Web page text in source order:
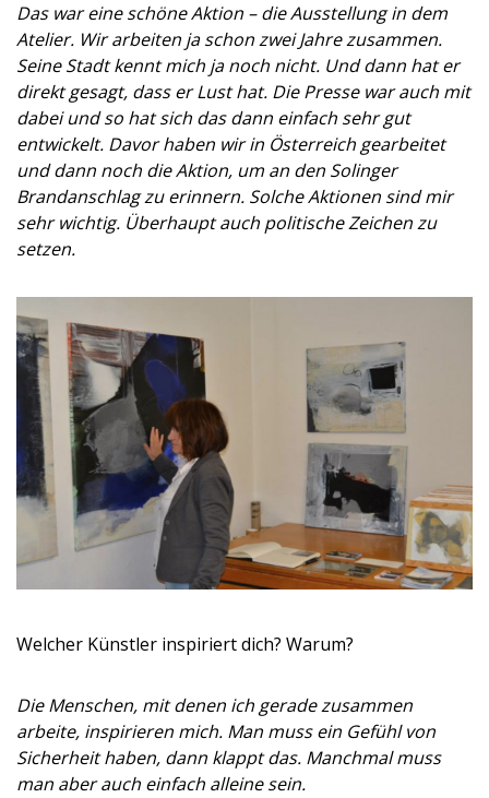
Das war eine schöne Aktion – die Ausstellung in dem
Atelier. Wir arbeiten ja schon zwei Jahre zusammen.
Seine Stadt kennt mich ja noch nicht. Und dann hat er
direkt gesagt, dass er Lust hat. Die Presse war auch mit
dabei und so hat sich das dann einfach sehr gut
entwickelt. Davor haben wir in Österreich gearbeitet
und dann noch die Aktion, um an den Solinger
Brandanschlag zu erinnern. Solche Aktionen sind mir
sehr wichtig. Überhaupt auch politische Zeichen zu
setzen.
Welcher Künstler inspiriert dich? Warum?
Die Menschen, mit denen ich gerade zusammen
arbeite, inspirieren mich. Man muss ein Gefühl von
Sicherheit haben, dann klappt das. Manchmal muss
man aber auch einfach alleine sein.